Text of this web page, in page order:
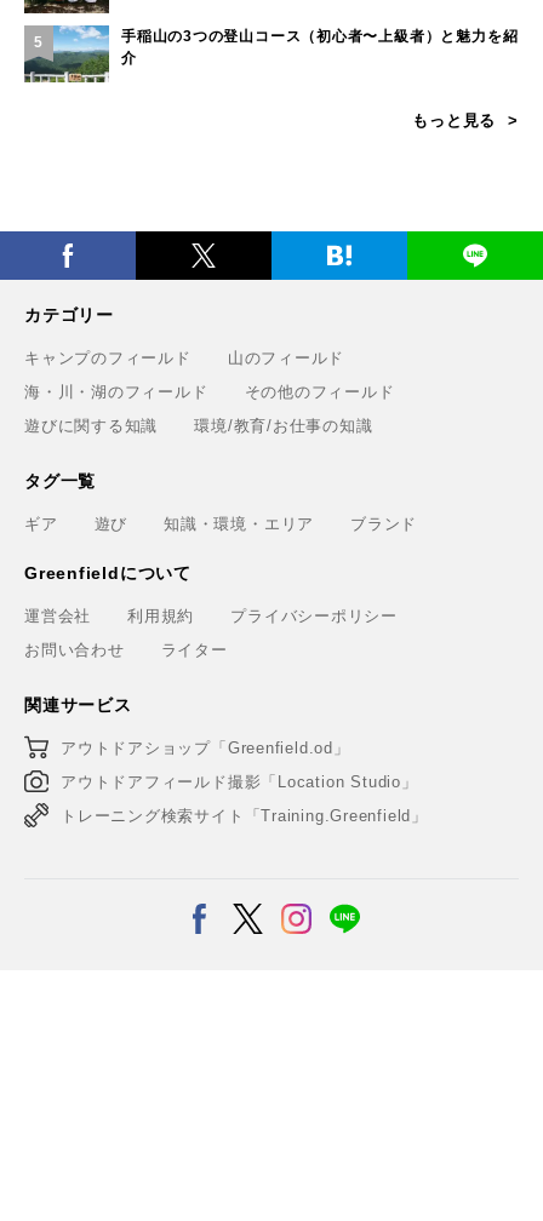
5
手稲山の3つの登山コース（初心者〜上級者）と魅力を紹
介
もっと見る
カテゴリー
キャンプのフィールド
山のフィールド
海・川・湖のフィールド
その他のフィールド
遊びに関する知識
環境/教育/お仕事の知識
タグ一覧
ギア 遊び 知識・環境・エリア ブランド
Greenfieldについて
運営会社 利用規約
プライバシーポリシー
お問い合わせ
ライター
関連サービス
アウトドアショップ「Greenfield.od」
アウトドアフィールド撮影「Location Studio」
トレーニング検索サイト「Training.Greenfield」